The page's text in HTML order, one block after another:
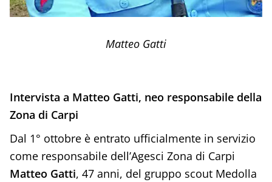
Matteo Gatti
Intervista a Matteo Gatti, neo responsabile della
Zona di Carpi
Dal 1° ottobre è entrato ufficialmente in servizio
come responsabile dell’Agesci Zona di Carpi
Matteo Gatti, 47 anni, del gruppo scout Medolla